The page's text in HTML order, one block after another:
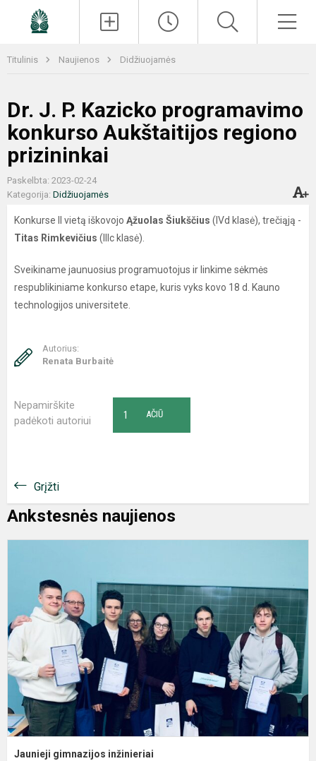
Titulinis Naujienos Didžiuojamės
Dr. J. P. Kazicko programavimo
konkurso Aukštaitijos regiono
prizininkai
Paskelbta: 2023-02-24
Kategorija: Didžiuojamės
Konkurse II vietą iškovojo Ąžuolas Šiukščius (IVd klasė), trečiąją -
Titas Rimkevičius (IIIc klasė).
Sveikiname jaunuosius programuotojus ir linkime sėkmės
respublikiniame konkurso etape, kuris vyks kovo 18 d. Kauno
technologijos universitete.
Autorius:
Renata Burbaitė
Nepamirškite
padėkoti autoriui
AČIŪ
1
Grįžti
Ankstesnės naujienos
Jaunieji gimnazijos inžinieriai